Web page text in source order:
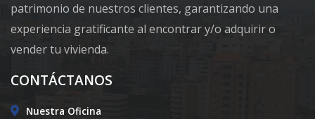
patrimonio de nuestros clientes, garantizando una
experiencia gratificante al encontrar y/o adquirir o
vender tu vivienda.
CONTÁCTANOS
Nuestra Oficina